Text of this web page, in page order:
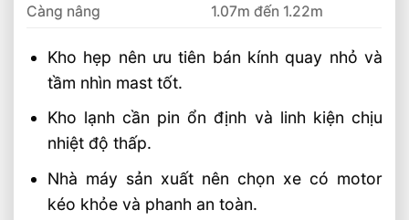
Càng nâng
1.07m đến 1.22m
Kho hẹp nên ưu tiên bán kính quay nhỏ và
tầm nhìn mast tốt.
Kho lạnh cần pin ổn định và linh kiện chịu
nhiệt độ thấp.
Nhà máy sản xuất nên chọn xe có motor
kéo khỏe và phanh an toàn.